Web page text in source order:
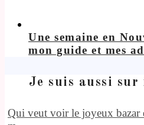
Une semaine en
mon guide et mes
Je suis aussi sur
Qui veut voir le joyeux bazar